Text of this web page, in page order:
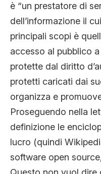
è “un prestatore di
dell’informazione il
principali scopi è
accesso al pubblico
protette dal diritto
protetti caricati dai
organizza e
Proseguendo nella
definizione le
lucro (quindi
software open